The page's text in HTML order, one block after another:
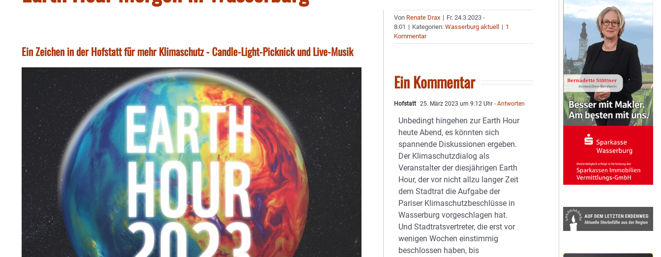
Ein Zeichen in der Hofstatt für mehr Klimaschutz - Candle-Light-Picknick und Live-Musik
Von Renate Drax | Fr. 24.3.2023 -
8:01 | Kategorien:Wasserburg aktuell | 1
Kommentar
Ein Kommentar
Hofstatt 25. März 2023 um 9:12 Uhr - Antworten
Unbedingt hingehen zur Earth Hour
heute Abend, es könnten sich
spannende Diskussionen ergeben.
Der Klimaschutzdialog als
Veranstalter der diesjährigen Earth
Hour, der vor nicht allzu langer Zeit
dem Stadtrat die Aufgabe der
Pariser Klimaschutzbeschlüsse in
Wasserburg vorgeschlagen hat.
Und Stadtratsvertreter, die erst vor
wenigen Wochen einstimmig
beschlossen haben, bis